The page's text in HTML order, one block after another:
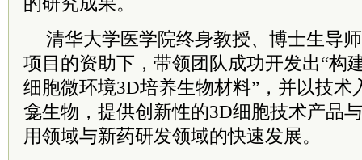
清华大学医学院终身教授、博士生导
项目的资助下，带领团队成功开发出“构
细胞微环境3D培养生物材料”，并以技术
龛生物，提供创新性的3D细胞技术产品
用领域与新药研发领域的快速发展。